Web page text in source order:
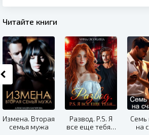
Читайте книги
Измена. Вторая
семья мужа
Развод. P.S. Я
все еще тебя…
Семь
на